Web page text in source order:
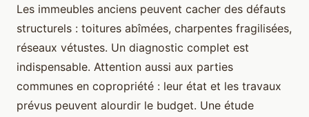
Les immeubles anciens peuvent cacher des défauts
structurels : toitures abîmées, charpentes fragilisées,
réseaux vétustes. Un diagnostic complet est
indispensable. Attention aussi aux parties
communes en copropriété : leur état et les travaux
prévus peuvent alourdir le budget. Une étude